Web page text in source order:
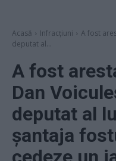
Acasă Infracțiuni
A fost
deputat al...
A fost
Dan
deputat al
șantaja